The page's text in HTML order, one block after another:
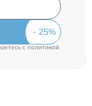
c политикой